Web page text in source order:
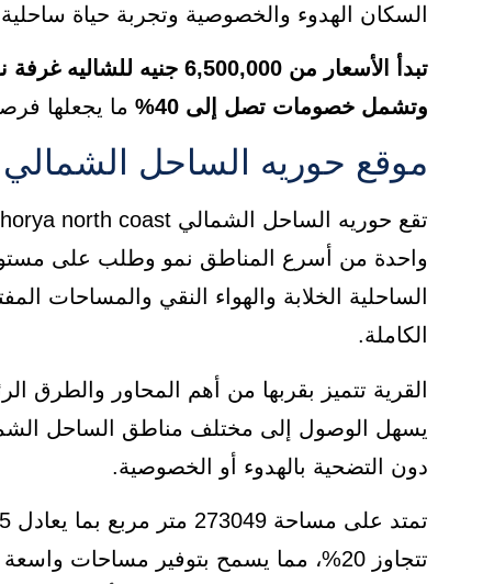
السكان الهدوء والخصوصية وتجربة حياة
تبدأ الأسعار من 6,500,000 جنيه للشاليه غرفة نوم واحدة
وتشمل خصومات تصل إلى 40%
ما يجعلها
موقع حوريه الساحل الشمالي horya north coast
واحدة من أسرع المناطق نمو وطلب على
الساحلية الخلابة والهواء النقي والمساحات
الكاملة.
القرية تتميز بقربها من أهم المحاور والطرق
يسهل الوصول إلى مختلف مناطق الساحل
دون التضحية بالهدوء أو الخصوصية.
تتجاوز 20%، مما يسمح بتوفير مساحات